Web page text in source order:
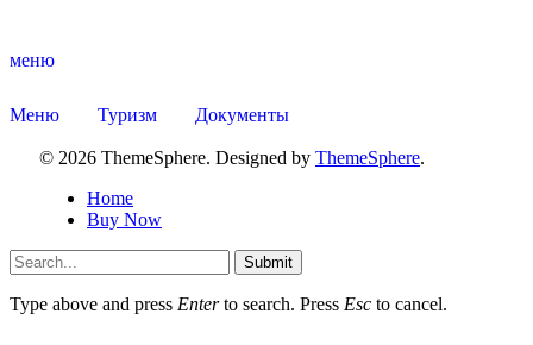
меню
Меню Туризм Документы
© 2026 ThemeSphere. Designed by ThemeSphere.
Home
Buy Now
Submit
Type above and press Enterto search. Press Esc to cancel.